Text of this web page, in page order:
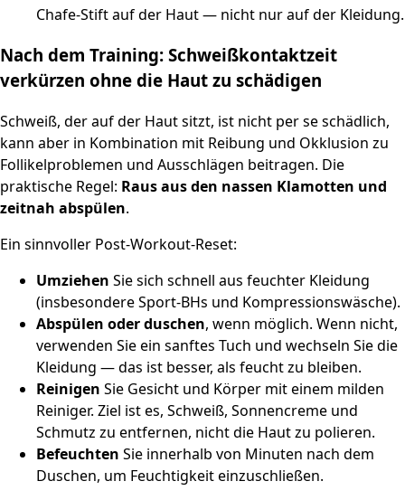
Chafe-Stift auf der Haut — nicht nur auf der Kleidung.
Nach dem Training: Schweißkontaktzeit
verkürzen ohne die Haut zu schädigen
Schweiß, der auf der Haut sitzt, ist nicht per se schädlich,
kann aber in Kombination mit Reibung und Okklusion zu
Follikelproblemen und Ausschlägen beitragen. Die
praktische Regel: Raus aus den nassen Klamotten und
zeitnah abspülen.
Ein sinnvoller Post-Workout-Reset:
Umziehen Sie sich schnell aus feuchter Kleidung
(insbesondere Sport-BHs und Kompressionswäsche).
Abspülen oder duschen, wenn möglich. Wenn nicht,
verwenden Sie ein sanftes Tuch und wechseln Sie die
Kleidung — das ist besser, als feucht zu bleiben.
Reinigen Sie Gesicht und Körper mit einem milden
Reiniger. Ziel ist es, Schweiß, Sonnencreme und
Schmutz zu entfernen, nicht die Haut zu polieren.
Befeuchten Sie innerhalb von Minuten nach dem
Duschen, um Feuchtigkeit einzuschließen.